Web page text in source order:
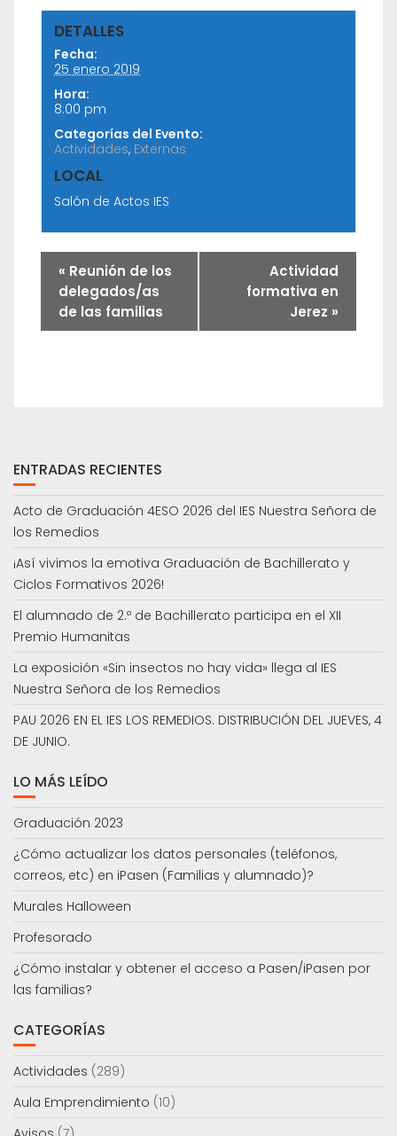
DETALLES
Fecha:
25 enero 2019
Hora:
8:00 pm
Categorías del Evento:
Actividades, Externas
LOCAL
Salón de Actos IES
« Reunión de los
delegados/as
de las familias
Actividad
formativa en
Jerez »
ENTRADAS RECIENTES
Acto de Graduación 4ESO 2026 del IES Nuestra Señora de
los Remedios
¡Así vivimos la emotiva Graduación de Bachillerato y
Ciclos Formativos 2026!
El alumnado de 2.º de Bachillerato participa en el XII
Premio Humanitas
La exposición «Sin insectos no hay vida» llega al IES
Nuestra Señora de los Remedios
PAU 2026 EN EL IES LOS REMEDIOS. DISTRIBUCIÓN DEL JUEVES, 4
DE JUNIO.
LO MÁS LEÍDO
Graduación 2023
¿Cómo actualizar los datos personales (teléfonos,
correos, etc) en iPasen (Familias y alumnado)?
Murales Halloween
Profesorado
¿Cómo instalar y obtener el acceso a Pasen/iPasen por
las familias?
CATEGORÍAS
Actividades (289)
Aula Emprendimiento (10)